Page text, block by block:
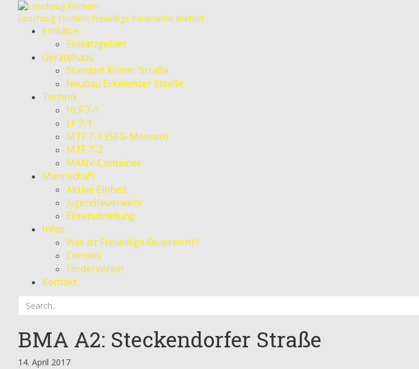
Löschzug Fischeln Freiwillige Feuerwehr Krefeld
Einsätze
Einsatzgebiet
Gerätehaus
Standort Kölner Straße
Neubau Erkelenzer Straße
Technik
HLF 7-1
LF 7-1
MTF 7-1 (SEG-Messen)
MTF 7-2
MANV-Container
Mannschaft
Aktive Einheit
Jugendfeuerwehr
Ehrenabteilung
Infos
Was ist Freiwillige Feuerwehr?
Chronik
Förderverein
Kontakt
BMA A2: Steckendorfer Straße
14. April 2017